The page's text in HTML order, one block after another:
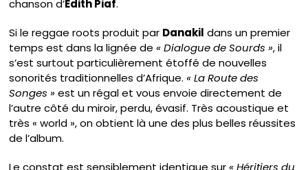
chanson d’Edith Piaf.
Si le reggae roots produit par Danakil dans un premier
temps est dans la lignée de« Dialogue de Sourds », il
s’est surtout particulièrement étoffé de nouvelles
sonorités traditionnelles d’Afrique. « La Route des
Songes »est un régal et vous envoie directement de
l’autre côté du miroir, perdu, évasif. Très acoustique et
très « world », on obtient là une des plus belles réussites
de l’album.
Le constat est sensiblement identique sur« Héritiers du